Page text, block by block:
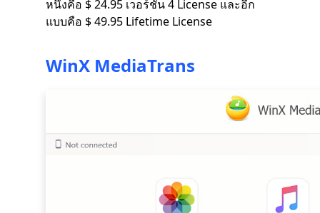
หนึ่งคือ $ 24.95 เวอร์ชัน 4 License และอีก
แบบคือ $ 49.95 Lifetime License
WinX MediaTrans